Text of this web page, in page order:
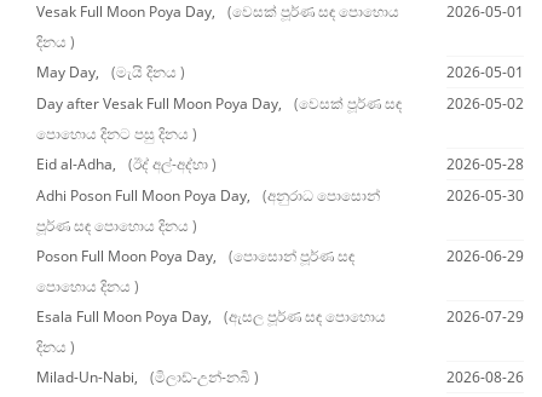
Vesak Full Moon Poya Day,
(වෙසක් පූර්ණ සඳ පොහොය
දිනය )
2026-05-01
May Day, (මැයි දිනය )
2026-05-01
Day after Vesak Full Moon Poya Day,
(වෙසක් පූර්ණ සඳ
පොහොය දිනට පසු දිනය )
2026-05-02
Eid al-Adha, (ඊද් අල්-අද්හා )
2026-05-28
Adhi Poson Full Moon Poya Day,
(අනුරාධ පොසොන්
පූර්ණ සඳ පොහොය දිනය )
2026-05-30
Poson Full Moon Poya Day,
(පොසොන් පූර්ණ සඳ
පොහොය දිනය )
2026-06-29
Esala Full Moon Poya Day,
(ඇසල පූර්ණ සඳ පොහොය
දිනය )
2026-07-29
Milad-Un-Nabi, (මිලාඩ්-උන්-නබි )
2026-08-26